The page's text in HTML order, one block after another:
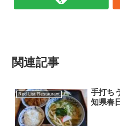
関連記事
Red List Restaurant
手打ち
知県春